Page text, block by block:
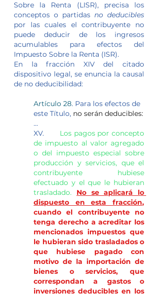
Sobre la Renta (LISR), precisa los
conceptos o partidas no deducibles
por las cuales el contribuyente no
puede deducir de los ingresos
acumulables para efectos del
Impuesto Sobre la Renta (ISR).
En la fracción XIV del citado
dispositivo legal, se enuncia la causal
de no deducibilidad:
Artículo 28. Para los efectos de
este Título, no serán deducibles:
...
XV. Los pagos por concepto
de impuesto al valor agregado
o del impuesto especial sobre
producción y servicios, que el
contribuyente hubiese
efectuado y el que le hubieran
trasladado.
No se aplicará lo
dispuesto en esta fracción,
cuando el contribuyente no
tenga derecho a acreditar los
mencionados impuestos que
le hubieran sido trasladados o
que hubiese pagado con
motivo de la importación de
bienes o servicios, que
correspondan a gastos o
inversiones deducibles en los